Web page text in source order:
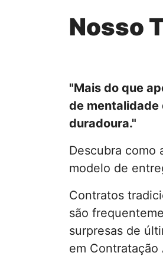
Nosso
"Mais do que
de
duradoura."
Descubra como
modelo de
Contratos
são
surpresas de
em